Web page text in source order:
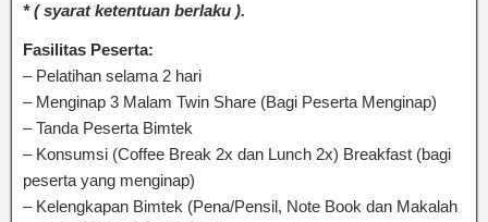
* ( syarat ketentuan berlaku ).
Fasilitas Peserta:
– Pelatihan selama 2 hari
– Menginap 3 Malam Twin Share (Bagi Peserta Menginap)
– Tanda Peserta Bimtek
– Konsumsi (Coffee Break 2x dan Lunch 2x) Breakfast (bagi
peserta yang menginap)
– Kelengkapan Bimtek (Pena/Pensil, Note Book dan Makalah